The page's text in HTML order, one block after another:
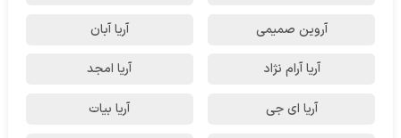
آروین صمیمی آریا آبان
آریا آرام نژاد آریا امجد
آریا ای جی آریا بیات